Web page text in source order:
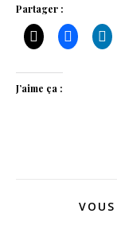
Partager :
J’aime ça :